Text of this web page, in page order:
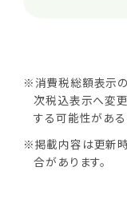
※消費税総額表示
次税込表示へ変
する可能性がある
※掲載内容は更新
合があります。